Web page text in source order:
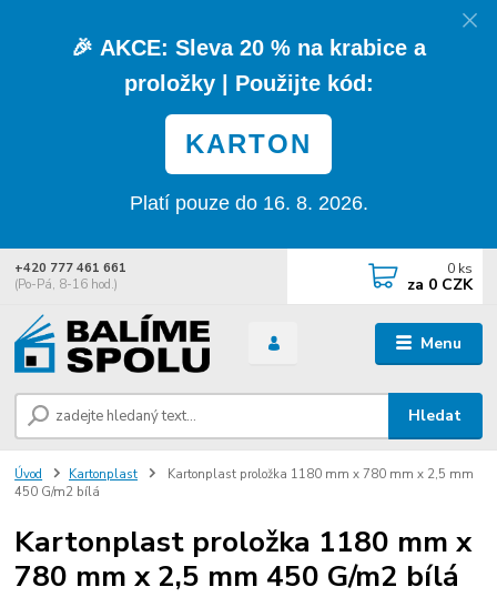
🎉 AKCE: Sleva 20 % na krabice a
proložky| Použijte kód:
KARTON
Platí pouze do 16. 8. 2026.
Menu
Hledat
+420 777 461 661
(Po-Pá, 8-16 hod.)
0 ks
za 0 CZK
Úvod Kartonplast
Kartonplast proložka 1180 mm x 780 mm x 2,5 mm
450 G/m2 bílá
Kartonplast proložka 1180 mm x
780 mm x 2,5 mm 450 G/m2 bílá